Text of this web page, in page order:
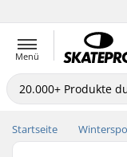
Menü
Startseite